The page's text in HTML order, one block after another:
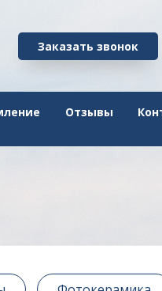
Заказать звонок
Отзывы